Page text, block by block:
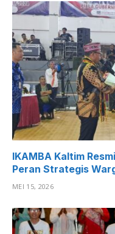
IKAMBA Kaltim
Peran Strategis
MEI 15, 2026